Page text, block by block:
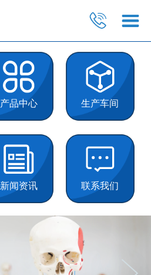
产品中心 生产车间
新闻资讯 联系我们